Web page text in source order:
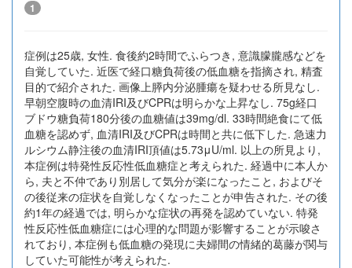
1
症例は25歳, 女性. 食後約2時間でふらつき, 意識朦朧感などを
自覚していた. 近医で経口糖負荷後の低血糖を指摘され, 精査
目的で紹介された. 画像上膵内分泌腫瘍を疑わせる所見なし.
早朝空腹時の血清IRI及びCPRは明らかな上昇なし. 75g経口
ブドウ糖負荷180分後の血糖値は39mg/dl. 33時間絶食にて低
血糖を認めず, 血清IRI及びCPRは時間と共に低下した. 急速力
ルシウム静注後の血清IRI頂値は5.73μU/ml. 以上の所見より,
本症例は特発性反応性低血糖症と考えられた. 経過中に本人か
ら, 夫と不仲であり別居して気分が楽になったこと, およびそ
の後従来の症状を自覚しなくなったことが申告された. その後
約1年の経過では, 明らかな症状の再発を認めていない. 特発
性反応性低血糖症には心理的な問題が影響することが示唆さ
れており, 本症例も低血糖の発現に夫婦間の情緒的葛藤が関与
していた可能性が考えられた.